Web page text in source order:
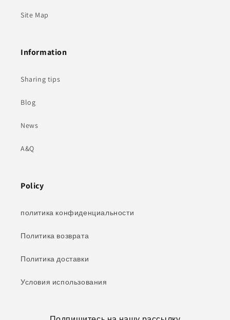
Site Map
Information
Sharing tips
Blog
News
A&Q
Policy
политика конфиденциальности
Политика возврата
Политика доставки
Условия использования